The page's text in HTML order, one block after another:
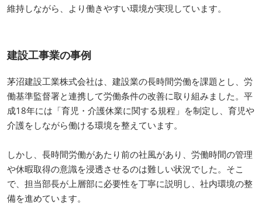
維持しながら、より働きやすい環境が実現しています。
建設工事業の事例
茅沼建設工業株式会社は、建設業の長時間労働を課題とし、労
働基準監督署と連携して労働条件の改善に取り組みました。平
成18年には「育児・介護休業に関する規程」を制定し、育児や
介護をしながら働ける環境を整えています。
しかし、長時間労働があたり前の社風があり、労働時間の管理
や休暇取得の意識を浸透させるのは難しい状況でした。そこ
で、担当部長が上層部に必要性を丁寧に説明し、社内環境の整
備を進めています。